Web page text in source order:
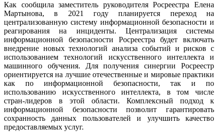
Как сообщила заместитель руководителя Росреестра Елена
Мартынова, в 2021 году планируется переход на
централизованную систему информационной безопасности и
реагирования на инциденты. Централизация системы
информационной безопасности Росреестра будет включать
внедрение новых технологий анализа событий и рисков с
использованием технологий искусственного интеллекта и
машинного обучения. Для получения синергии Росреестр
ориентируется на лучшие отечественные и мировые практики
как по информационной безопасности, так и по
использованию искусственного интеллекта, в том числе
стран-лидеров в этой области. Комплексный подход к
информационной безопасности позволит гарантировать
сохранность данных пользователей и улучшить качество
предоставляемых услуг.